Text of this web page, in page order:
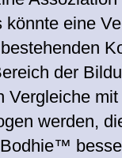
könnte eine
der
Vergleiche
werden,